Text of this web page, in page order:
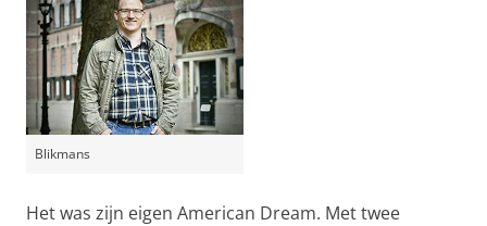
Blikmans
Het was zijn eigen American Dream. Met twee